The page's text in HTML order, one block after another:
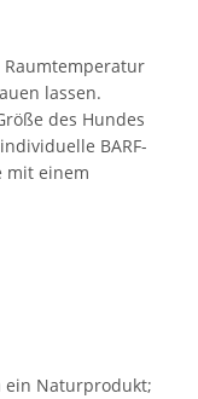
lassen.
des Hundes
BARF-
mit einem
ein Naturprodukt;